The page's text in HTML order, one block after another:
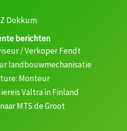
Dokkum
berichten
/ Verkoper Fendt
landbouwmechanisatie
Monteur
Valtra in Finland
MTS de Groot